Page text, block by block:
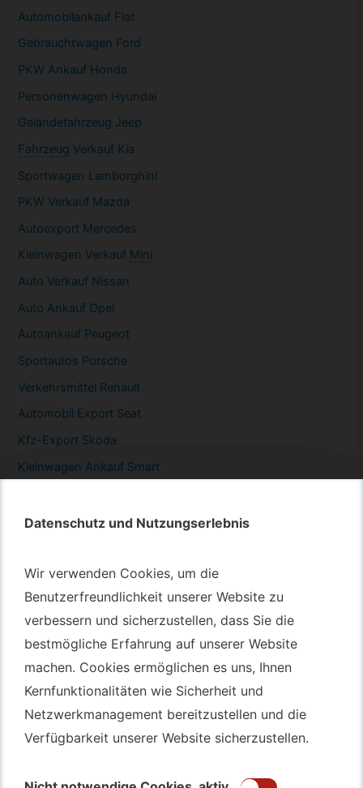
Datenschutz und Nutzungserlebnis
Wir verwenden Cookies, um die
Benutzerfreundlichkeit unserer Website zu
verbessern und sicherzustellen, dass Sie die
bestmögliche Erfahrung auf unserer Website
machen. Cookies ermöglichen es uns, Ihnen
Kernfunktionalitäten wie Sicherheit und
Netzwerkmanagement bereitzustellen und die
Verfügbarkeit unserer Website sicherzustellen.
Datenschutz und Nutzungserlebnis
Wir verwenden Cookies, um die
Benutzerfreundlichkeit unserer Website zu
verbessern und sicherzustellen, dass Sie die
bestmögliche Erfahrung auf unserer Website
machen. Cookies ermöglichen es uns, Ihnen
Kernfunktionalitäten wie Sicherheit und
Netzwerkmanagement bereitzustellen und die
Verfügbarkeit unserer Website sicherzustellen.
Automobilankauf Fiat
Gebrauchtwagen Ford
PKW Ankauf Honda
Personenwagen Hyundai
Geländefahrzeug Jeep
Fahrzeug Verkauf Kia
Sportwagen Lamborghini
PKW Verkauf Mazda
Autoexport Mercedes
Kleinwagen Verkauf Mini
Auto Verkauf Nissan
Auto Ankauf Opel
Autoankauf Peugeot
Sportautos Porsche
Verkehrsmittel Renault
Automobil
Export Seat
Kfz-Export Skoda
Kleinwagen Ankauf Smart
Autotransport Bochum
Autotransport Düsseldorf
Autotransport Essen
Autoexport Gelsenkirchen
GebrauchtwagenAnkauf Bochum